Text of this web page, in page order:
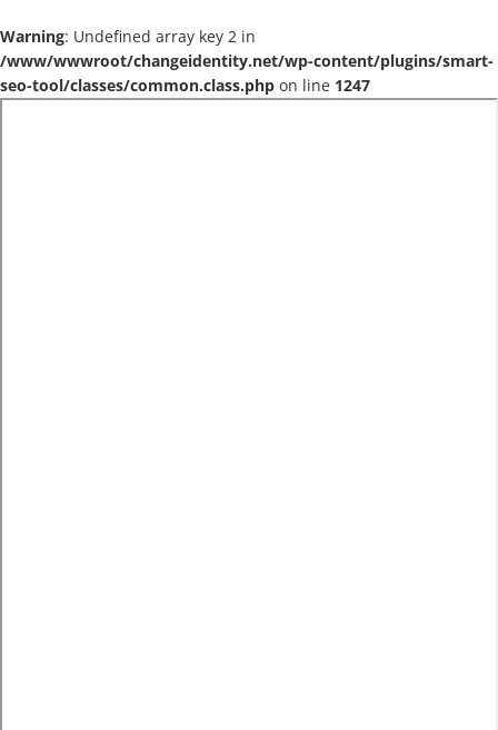
Warning: Undefined array key 2 in
/www/wwwroot/changeidentity.net/wp-content/plugins/smart-
seo-tool/classes/common.class.php on line 1247